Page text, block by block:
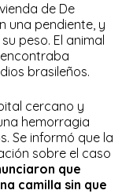
de De
una pendiente, y
peso. El animal
brasileños.
cercano y
hemorragia
Se informó que la
sobre el caso
que
camilla sin que